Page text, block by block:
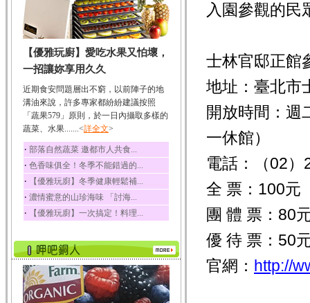
鮪魚肚肉中的不飽和脂
肪酸內富含EPA和DH...
韭菜
韭菜所含的膳食纖維能
幫助消化與通便；揮...
冬瓜
冬瓜營養價值高，鈉含
量極低是水腫病人的...
豆豉
豆豉裡頭含有營養的蛋
白質、脂肪、鈣、磷...
榛果
榛果裡所含的營養素有
蛋白質、脂肪、醣類...
迷迭香
酸、迷迭香酸、植物...
咖啡
咖啡中的咖啡因會刺激
中樞神經系統，特別...
【優雅玩廚】愛吃水果又怕壞，
一招讓妳享用久久
近期食安問題層出不窮，以前陣子的地
溝油來說，許多專家都紛紛建議按照
「蔬果579」原則，於一日內攝取多樣的
蔬菜、水果.......<詳全文>
‧ 部落自然蔬菜 邀都市人共食...
‧ 色香味俱全！冬季不能錯過的...
‧ 【優雅玩廚】冬季健康輕鬆補...
‧ 濃情蜜意的山珍海味 「討海...
‧ 【優雅玩廚】一次搞定！料理...
入園參觀的民
士林官邸正館
地址：臺北市
開放時間：週
一休館）
電話：（02
全 票：100元
團 體 票：80
優 待 票：50
官網： http://